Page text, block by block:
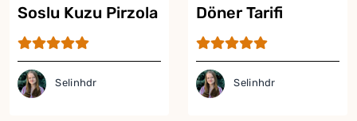
Soslu Kuzu Pirzola
Tarifi
Selinhdr
Döner Tarifi
Selinhdr